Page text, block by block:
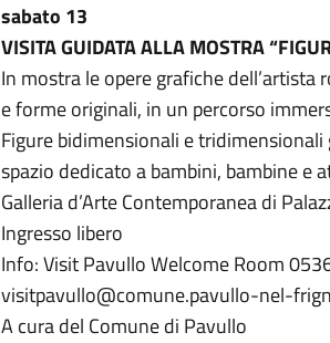
sabato 13
VISITA GUIDATA ALLA MOSTRA
In mostra le opere grafiche
e forme originali, in un percorso
Figure bidimensionali e
spazio dedicato a bambini, bambine e
Galleria d’Arte Contemporanea di
Ingresso libero
Info: Visit Pavullo Welcome Room
visitpavullo@comune.pavullo-nel-
A cura del Comune di Pavullo